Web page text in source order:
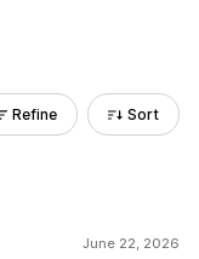
Refine Sort
June 22, 2026